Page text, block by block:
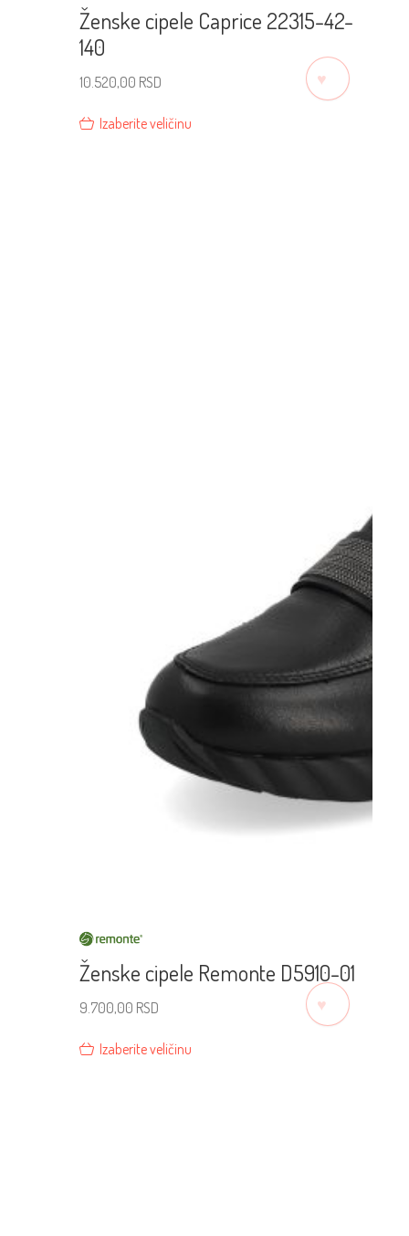
Ženske cipele Caprice 22315-42-
140
10.520,00 RSD
Izaberite veličinu
Ženske cipele Remonte D5910-01
9.700,00 RSD
Izaberite veličinu